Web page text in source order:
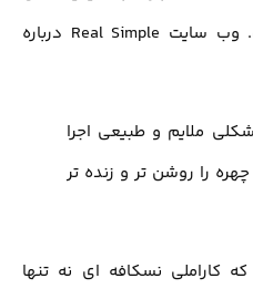
کاراملی نسکافه ای دیده شده. وب سایت Real Simple درباره
و طبیعی اجرا
روشن تر و زنده تر
نسکافه ای نه تنها